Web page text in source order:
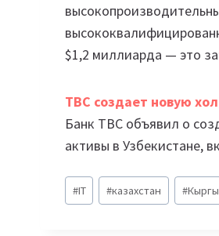
$1,2 миллиарда — это
TBC создает новую
Банк TBC объявил о
активы в Узбекистане,
Метки
записи:
#IT #казахстан #